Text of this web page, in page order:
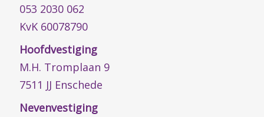
053 2030 062
KvK 60078790
Hoofdvestiging
M.H. Tromplaan 9
7511 JJ Enschede
Nevenvestiging